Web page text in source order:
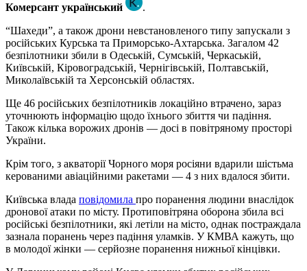
Комерсант український
.
“Шахеди”, а також дрони невстановленого типу запускали з
російських Курська та Приморсько-Ахтарська. Загалом 42
безпілотники збили в Одеській, Сумській, Черкаській,
Київській, Кіровоградській, Чернігівській, Полтавській,
Миколаївській та Херсонській областях.
Ще 46 російських безпілотників локаційно втрачено, зараз
уточнюють інформацію щодо їхнього збиття чи падіння.
Також кілька ворожих дронів — досі в повітряному просторі
України.
Крім того, з акваторії Чорного моря росіяни вдарили шістьма
керованими авіаційними ракетами — 4 з них вдалося збити.
Київська влада повідомила про поранення людини внаслідок
дронової атаки по місту. Протиповітряна оборона збила всі
російські безпілотники, які летіли на місто, однак постраждала
зазнала поранень через падіння уламків. У КМВА кажуть, що
в молодої жінки — серйозне поранення нижньої кінцівки.